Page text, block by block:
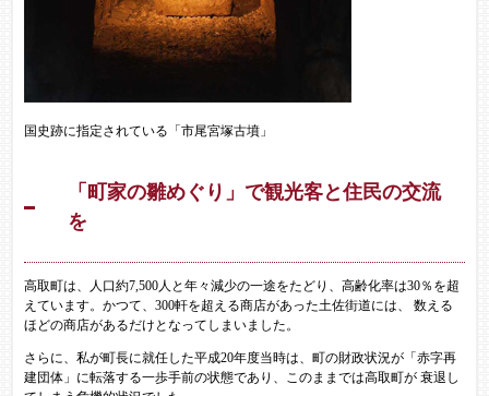
国史跡に指定されている「市尾宮塚古墳」
「町家の雛めぐり」で観光客と住民の交流
を
高取町は、人口約7,500人と年々減少の一途をたどり、高齢化率は30％を超
えています。かつて、300軒を超える商店があった土佐街道には、 数える
ほどの商店があるだけとなってしまいました。
さらに、私が町長に就任した平成20年度当時は、町の財政状況が「赤字再
建団体」に転落する一歩手前の状態であり、このままでは高取町が 衰退し